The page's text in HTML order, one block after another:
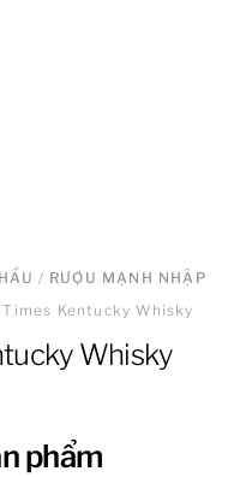
/ RƯỢU MẠNH NHẬP
Kentucky Whisky
Whisky
phẩm